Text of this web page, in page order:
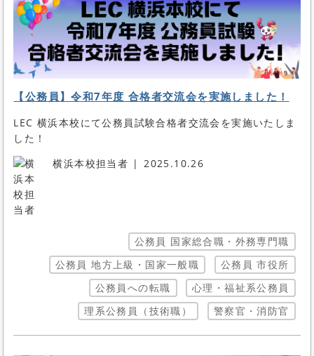
【公務員】令和7年度 合格者交流会を実施しました！
LEC 横浜本校にて公務員試験合格者交流会を実施いたしま
した！
横浜本校担当者
2025.10.26
公務員 国家総合職・外務専門職
公務員 地方上級・国家一般職
公務員 市役所
公務員への転職
心理・福祉系公務員
理系公務員（技術職）
警察官・消防官